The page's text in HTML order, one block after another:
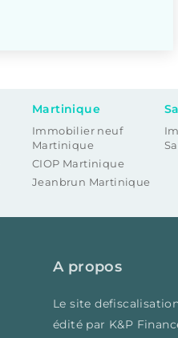
Martinique
Immobilier neuf
Martinique
CIOP Martinique
Jeanbrun Martinique
A propos
Le site
édité par K&P